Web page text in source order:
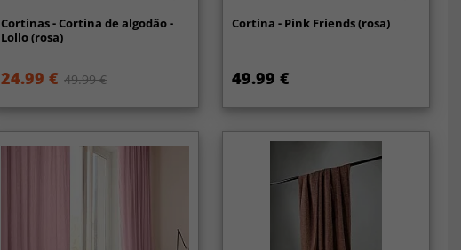
Cortinas - Cortina de algodão -
Lollo (rosa)
24.99 € 49.99 €
Cortina - Pink Friends (rosa)
49.99 €